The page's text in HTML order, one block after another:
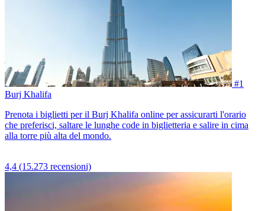
#1
Burj Khalifa
Prenota i biglietti per il Burj Khalifa online per assicurarti l'orario
che preferisci, saltare le lunghe code in biglietteria e salire in cima
alla torre più alta del mondo.
4,4 (15.273 recensioni)